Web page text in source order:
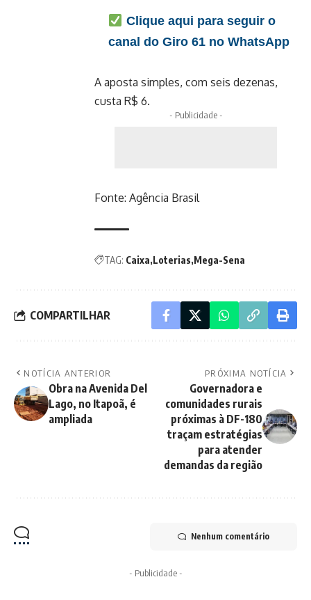
Clique aqui para seguir o
canal do Giro 61 no WhatsApp
A aposta simples, com seis dezenas,
custa R$ 6.
- Publicidade -
Fonte: Agência Brasil
TAG: Caixa Loterias Mega-Sena
COMPARTILHAR
NOTÍCIA ANTERIOR
Obra na Avenida Del
Lago, no Itapoã, é
ampliada
PRÓXIMA NOTÍCIA
Governadora e
comunidades rurais
próximas à DF-180
traçam estratégias
para atender
demandas da região
Nenhum comentário
- Publicidade -